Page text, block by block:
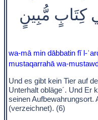
كِتَابٍ مُّبِينٍ
wa-mā min dābbatin fĭ l-
mustaqarrahā wa-
Und es gibt kein Tier auf
Unterhalt obläge´. Und Er
seinen Aufbewahrungsort.
(verzeichnet). (6)